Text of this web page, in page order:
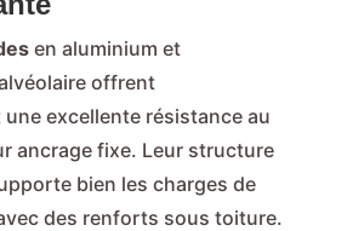
en aluminium et
offrent
excellente résistance au
ancrage fixe. Leur structure
bien les charges de
des renforts sous toiture.